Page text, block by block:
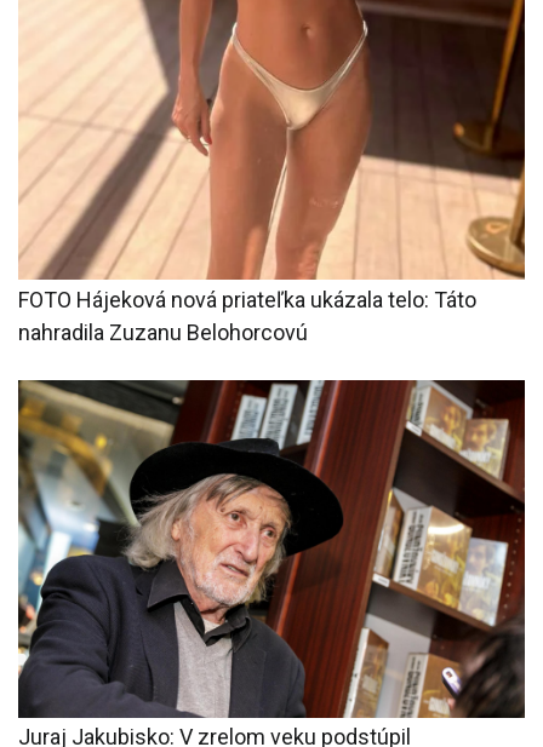
FOTO Hájeková nová priateľka ukázala telo: Táto
nahradila Zuzanu Belohorcovú
Juraj Jakubisko: V zrelom veku podstúpil